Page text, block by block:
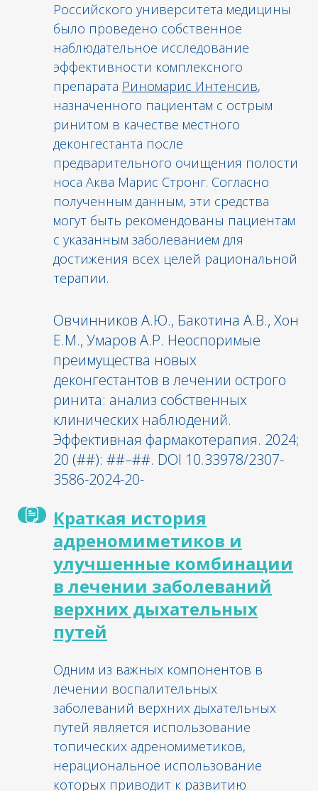
Российского университета медицины
было проведено собственное
наблюдательное исследование
эффективности комплексного
препарата Риномарис Интенсив,
назначенного пациентам с острым
ринитом в качестве местного
деконгестанта после
предварительного очищения полости
носа Аква Марис Стронг. Согласно
полученным данным, эти средства
могут быть рекомендованы пациентам
с указанным заболеванием для
достижения всех целей рациональной
терапии.
Овчинников А.Ю., Бакотина А.В., Хон
Е.М., Умаров А.Р. Неоспоримые
преимущества новых
деконгестантов в лечении острого
ринита: анализ собственных
клинических наблюдений.
Эффективная фармакотерапия. 2024;
20 (##): ##–##. DOI 10.33978/2307-
3586-2024-20-
Краткая история
адреномиметиков и
улучшенные комбинации
в лечении заболеваний
верхних дыхательных
путей
Одним из важных компонентов в
лечении воспалительных
заболеваний верхних дыхательных
путей является использование
топических адреномиметиков,
нерациональное использование
которых приводит к развитию